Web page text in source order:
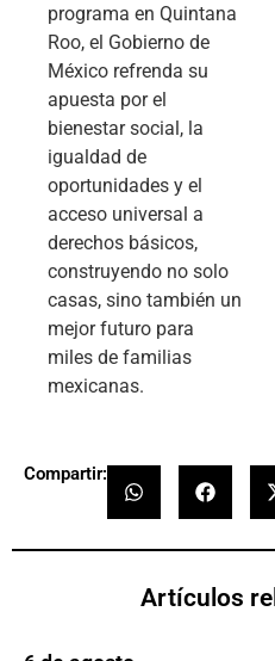
programa en Quintana
Roo, el Gobierno de
México refrenda su
apuesta por el
bienestar social, la
igualdad de
oportunidades y el
acceso universal a
derechos básicos,
construyendo no solo
casas, sino también un
mejor futuro para
miles de familias
mexicanas.
Compartir:
Artículos